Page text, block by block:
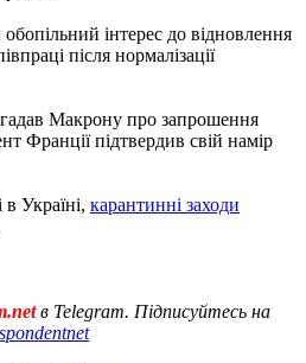
інтерес до відновлення
після нормалізації
Макрону про запрошення
Франції підтвердив свій намір
Україні, карантинні заходи
в Telegram. Підписуйтесь на